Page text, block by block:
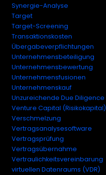
Synergie-Analyse
Target
Target-Screening
Transaktionskosten
Übergabeverpflichtungen
Unternehmensbeteiligung
Unternehmensbewertung
Unternehmensfusionen
Unternehmenskauf
Unzureichende Due Diligence
Venture Capital (Risikokapital)
Verschmelzung
Vertragsanalysesoftware
Vertragsprüfung
Vertragsübernahme
Vertraulichkeitsvereinbarung
virtuellen Datenraums (VDR)